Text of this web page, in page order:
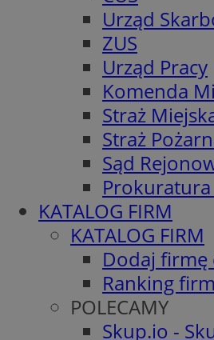
Urząd
ZUS
Urząd Pracy
Komenda
Straż
Straż
Sąd
KATALOG FIRM
KATALOG FIRM
Dodaj firmę
Ranking firm
POLECAMY
Skup.io -